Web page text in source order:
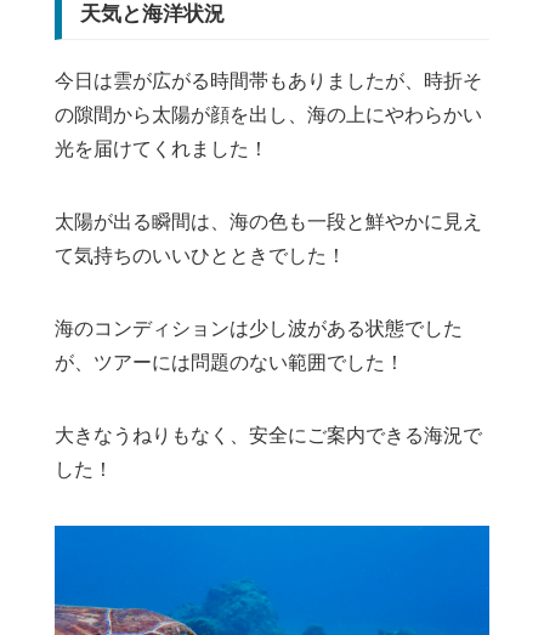
天気と海洋状況
今日は雲が広がる時間帯もありましたが、時折そ
の隙間から太陽が顔を出し、海の上にやわらかい
光を届けてくれました！
太陽が出る瞬間は、海の色も一段と鮮やかに見え
て気持ちのいいひとときでした！
海のコンディションは少し波がある状態でした
が、ツアーには問題のない範囲でした！
大きなうねりもなく、安全にご案内できる海況で
した！